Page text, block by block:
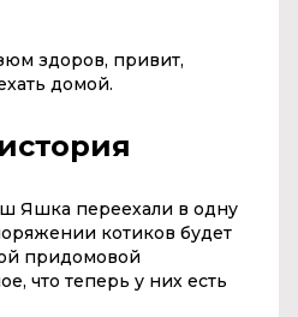
здоров, привит,
домой.
Яшка переехали в одну
котиков будет
придомовой
что теперь у них есть